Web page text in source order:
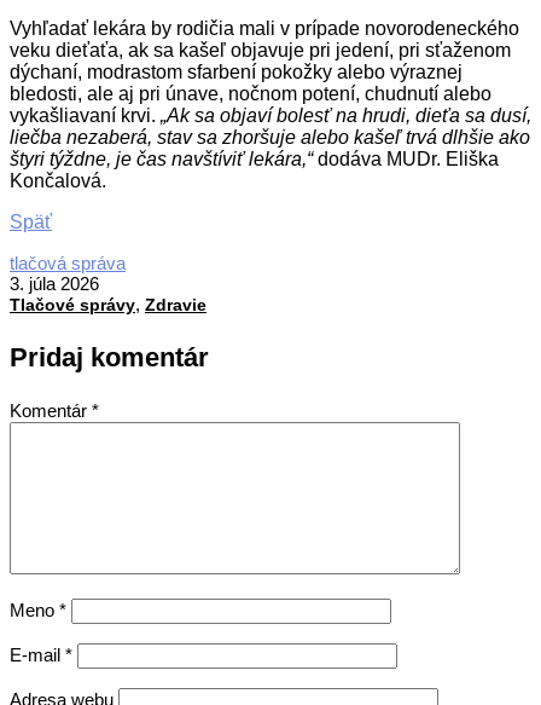
Vyhľadať lekára by rodičia mali v prípade novorodeneckého
veku dieťaťa, ak sa kašeľ objavuje pri jedení, pri sťaženom
dýchaní, modrastom sfarbení pokožky alebo výraznej
bledosti, ale aj pri únave, nočnom potení, chudnutí alebo
vykašliavaní krvi. „Ak sa objaví bolesť na hrudi, dieťa sa dusí,
liečba nezaberá, stav sa zhoršuje alebo kašeľ trvá dlhšie ako
štyri týždne, je čas navštíviť lekára,“dodáva MUDr. Eliška
Končalová.
Späť
2026-
07-
03
tlačová správa
3. júla 2026
Tlačové správy, Zdravie
Pridaj komentár
Komentár *
Meno *
E-mail *
Adresa webu